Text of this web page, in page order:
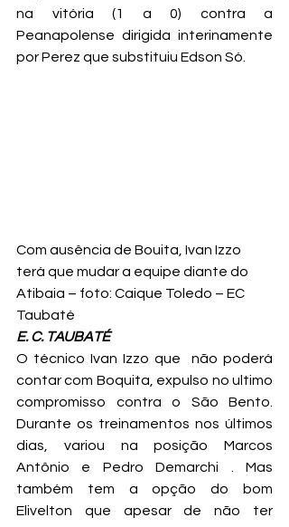
na vitória (1 a 0) contra a
Peanapolense dirigida interinamente
por Perez que substituiu Edson Só.
Com ausência de Bouita, Ivan Izzo
terá que mudar a equipe diante do
Atibaia – foto: Caique Toledo – EC
Taubaté
E. C. TAUBATÉ
O técnico Ivan Izzo que  não poderá
contar com Boquita, expulso no ultimo
compromisso contra o São Bento.
Durante os treinamentos nos últimos
dias, variou na posição Marcos
Antônio e Pedro Demarchi . Mas
também tem a opção do bom
Elivelton que apesar de não ter